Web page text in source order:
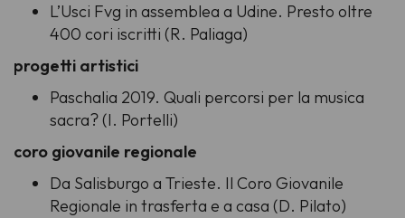
L’Usci Fvg in assemblea a Udine. Presto oltre
400 cori iscritti (R. Paliaga)
progetti artistici
Paschalia 2019. Quali percorsi per la musica
sacra? (I. Portelli)
coro giovanile regionale
Da Salisburgo a Trieste. Il Coro Giovanile
Regionale in trasferta e a casa (D. Pilato)